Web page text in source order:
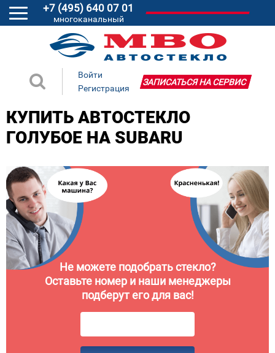
+7 (495) 640 07 01
многоканальный
Войти
Регистрация
ЗАПИСАТЬСЯ НА СЕРВИС
КУПИТЬ АВТОСТЕКЛО
ГОЛУБОЕ НА SUBARU
Не можете подобрать стекло?
Оставьте номер и наши менеджеры
подберут его для вас!